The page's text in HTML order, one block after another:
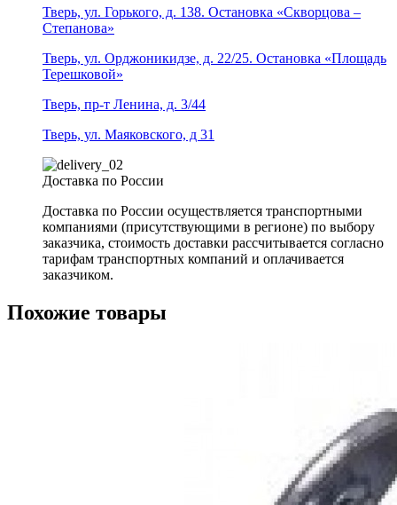
Тверь, ул. Горького, д. 138. Остановка «Скворцова –
Степанова»
Тверь, ул. Орджоникидзе, д. 22/25. Остановка «Площадь
Терешковой»
Тверь, пр-т Ленина, д. 3/44
Тверь, ул. Маяковского, д 31
Доставка по России
Доставка по России осуществляется транспортными
компаниями (присутствующими в регионе) по выбору
заказчика, стоимость доставки рассчитывается согласно
тарифам транспортных компаний и оплачивается
заказчиком.
Похожие товары